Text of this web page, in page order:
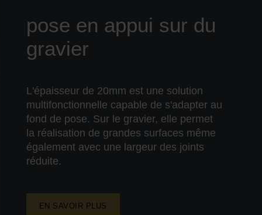
pose en appui sur du
gravier
L'épaisseur de 20mm est une solution
multifonctionnelle capable de s'adapter au
fond de pose. Sur le gravier, elle permet
la réalisation de grandes surfaces même
également avec une largeur des joints
réduite.
EN SAVOIR PLUS